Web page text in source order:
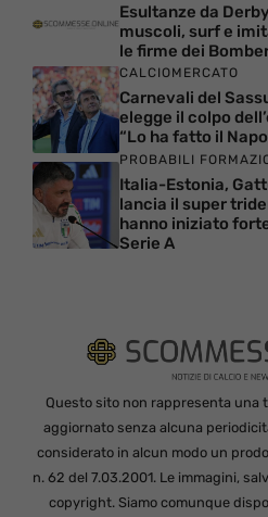
Esultanze da
muscoli, surf e
le firme dei
CALCIOMERCATO
Carnevali del
elegge il colpo
“Lo ha fatto il
PROBABILI
Italia-Estonia,
lancia il super
hanno iniziato
Serie A
Questo sito non rappresenta una
aggiornato senza alcuna
considerato in alcun modo un
n. 62 del 7.03.2001. Le immagini,
copyright. Siamo comunque